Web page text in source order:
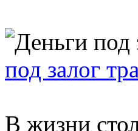
под залог
В жизни